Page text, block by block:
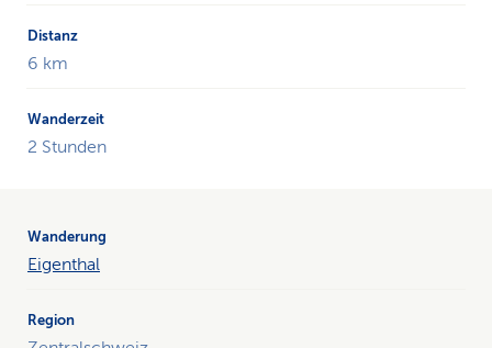
6 km
2 Stunden
Eigenthal